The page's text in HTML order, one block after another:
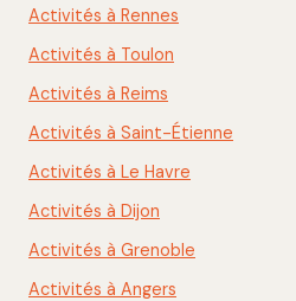
Activités à Rennes
Activités à Toulon
Activités à Reims
Activités à Saint-Étienne
Activités à Le Havre
Activités à Dijon
Activités à Grenoble
Activités à Angers